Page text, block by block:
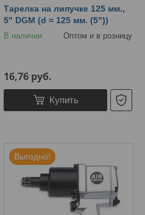
Тарелка на липучке 125 мм.,
5" DGM (d = 125 мм. (5"))
В наличии Оптом и в розницу
16,76 руб.
Купить
Выгодно!